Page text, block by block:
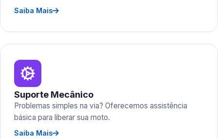
Saiba Mais
Suporte Mecânico
Problemas simples na via? Oferecemos assistência
básica para liberar sua moto.
Saiba Mais